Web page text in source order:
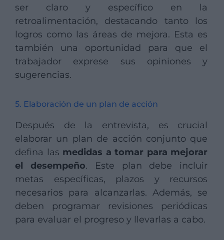
ser claro y específico en la
retroalimentación, destacando tanto los
logros como las áreas de mejora. Esta es
también una oportunidad para que el
trabajador exprese sus opiniones y
sugerencias.
5. Elaboración de un plan de acción
Después de la entrevista, es crucial
elaborar un plan de acción conjunto que
defina las medidas a tomar para mejorar
el desempeño. Este plan debe incluir
metas específicas, plazos y recursos
necesarios para alcanzarlas. Además, se
deben programar revisiones periódicas
para evaluar el progreso y llevarlas a cabo.